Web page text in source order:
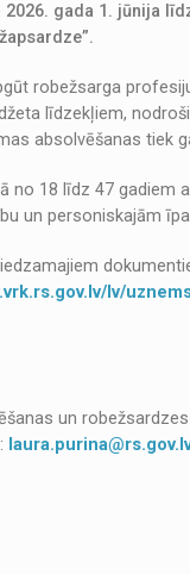
gada 1. jūnija
robežsarga
līdzekļiem,
absolvēšanas tiek
no 18 līdz 47
un personiskajām
lv/
un